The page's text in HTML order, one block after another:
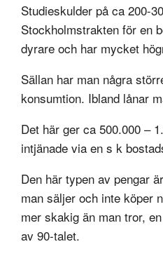
Studieskulder på ca 200-
Stockholmstrakten för en
dyrare och har mycket
Sällan har man några
konsumtion. Ibland lånar
Det här ger ca 500.000 –
intjänade via en s k
Den här typen av pengar
man säljer och inte köper
mer skakig än man tror,
av 90-talet.